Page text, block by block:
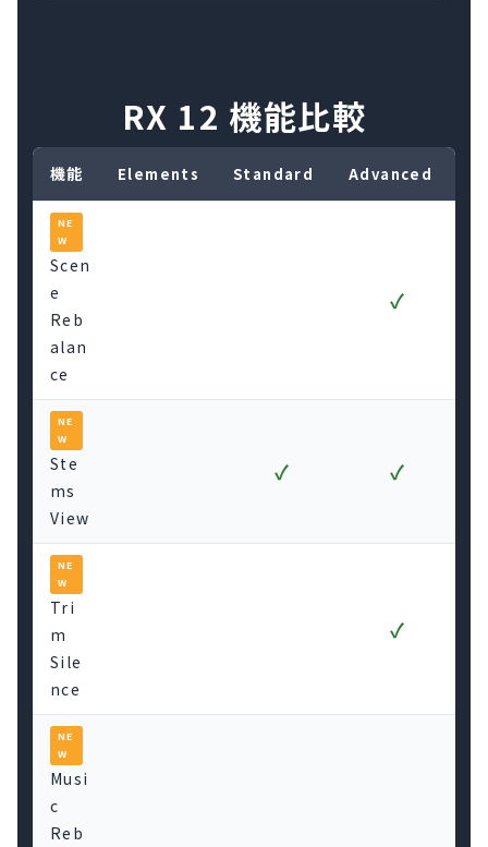
RX 12 機能比較
機能 Elements Standard Advanced
NE
W
Scen
e
Reb
alan
ce
✓
NE
W
Ste
ms
View
✓ ✓
NE
W
Tri
m
Sile
nce
✓
NE
W
Musi
c
Reb